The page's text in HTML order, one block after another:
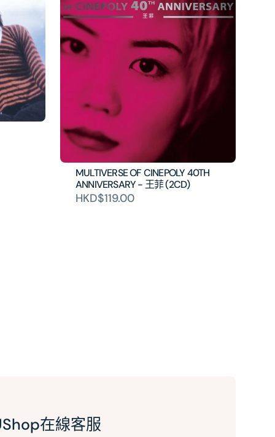
MULTIVERSE OF CINEPOLY 40TH
ANNIVERSARY - 王菲 (2CD)
HKD$119.00
在線客服